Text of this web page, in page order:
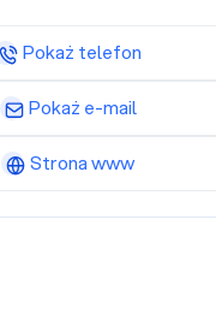
Pokaż telefon
Pokaż e-mail
Strona www